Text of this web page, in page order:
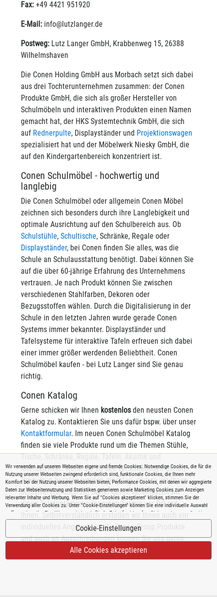
Wir verwenden auf unseren Webseiten eigene und fremde Cookies: Notwendige Cookies, die für die
Nutzung unserer Webseiten zwingend erforderlich sind, funktionale Cookies, die Ihnen mehr
Komfort bei der Nutzung unserer Webseiten bieten, Performance Cookies, mit denen wir aggregierte
Daten zur Webseitennutzung und Statistiken generieren sowie Marketing Cookies zum Anzeigen
relevanter Inhalte und Werbung. Wenn Sie auf "Cookies akzeptieren" klicken, stimmen Sie der
Verwendung aller Cookies zu. Unter "Cookie-Einstellungen" können Sie eine individuelle Auswahl
treffen und erteilte Einwilligungen jederzeit für die Zukunft widerrufen. Siehe auch unsere Cookie
Richtlinie.
Cookie-Einstellungen
Alle Cookies akzeptieren
Fax: +49 4421 951920
E-Mail: info@lutzlanger.de
Postweg: Lutz Langer GmbH, Krabbenweg 15, 26388
Wilhelmshaven
Die Conen Holding GmbH aus Morbach setzt sich dabei
aus drei Tochterunternehmen zusammen: der Conen
Produkte GmbH, die sich als großer Hersteller von
Schulmöbeln und interaktiven Produkten einen Namen
gemacht hat, der HKS Systemtechnik GmbH, die sich
auf Rednerpulte, Displayständer und Projektionswagen
spezialisiert hat und der Möbelwerk Niesky GmbH, die
auf den Kindergartenbereich konzentriert ist.
Conen Schulmöbel - hochwertig und
langlebig
Die Conen Schulmöbel oder allgemein Conen Möbel
zeichnen sich besonders durch ihre Langlebigkeit und
optimale Ausrichtung auf den Schulbereich aus. Ob
Schulstühle, Schultische, Schränke, Regale oder
Displayständer, bei Conen finden Sie alles, was die
Schule an Schulausstattung benötigt. Dabei können Sie
auf die über 60-jährige Erfahrung des Unternehmens
vertrauen. Je nach Produkt können Sie zwischen
verschiedenen Stahlfarben, Dekoren oder
Bezugsstoffen wählen. Durch die Digitalisierung in der
Schule in den letzten Jahren wurde gerade Conen
Systems immer bekannter. Displayständer und
Tafelsysteme für interaktive Tafeln erfreuen sich dabei
einer immer größer werdenden Beliebtheit. Conen
Schulmöbel kaufen - bei Lutz Langer sind Sie genau
richtig.
Conen Katalog
Gerne schicken wir Ihnen kostenlosden neusten Conen
Katalog zu. Kontaktieren Sie uns dafür bspw. über unser
Kontaktformular. Im neuen Conen Schulmöbel Katalog
finden sie viele Produkte rund um die Themen Stühle,
Tische, Schränke, Regale, Tafeln, Akustik und
Interaktivität. Wenn sie zu den verschiedenen Conen
Produkten beraten werden möchten, stehen wir Ihnen
selbstverständlich zur Seite. Gerne vereinbaren wir
einen Telefontermin oder einen Termin vor Ort mit
individuelles Angebot für alle Conen Group Produkte
und auch an Ausschreibungen können Sie uns gerne